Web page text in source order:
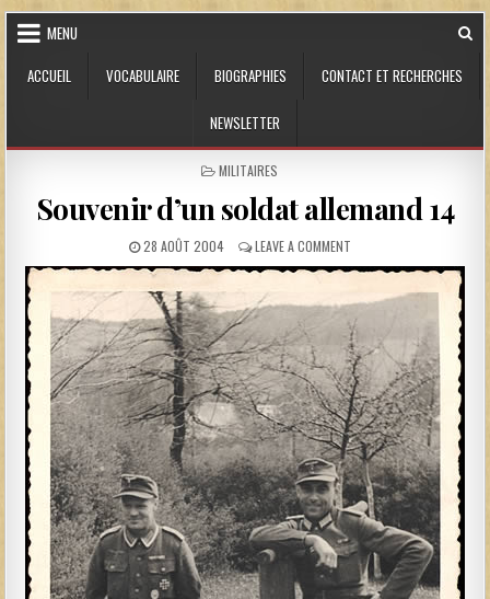
Skip to content
MENU
ACCUEIL
VOCABULAIRE BIOGRAPHIES CONTACT ET RECHERCHES
NEWSLETTER
POSTED IN
MILITAIRES
Souvenir d’un soldat allemand 14
PUBLISHED DATE:
28 AOÛT 2004 LEAVE A COMMENTON SOUVENIR D’UN